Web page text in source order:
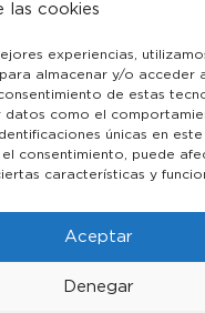
las cookies
experiencias,
almacenar y/o acceder
de estas
datos como el
únicas en
consentimiento, puede
características y
Aceptar
Denegar
COOKIES